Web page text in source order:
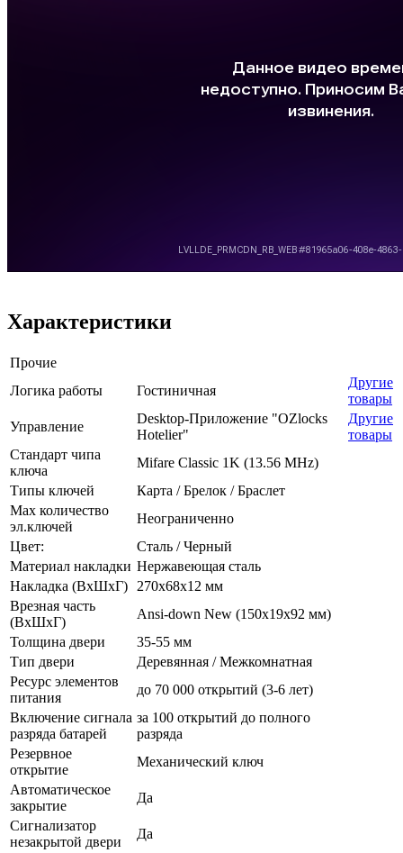
Характеристики
Прочие
Логика работы
Гостиничная
Другие
товары
Управление
Desktop-Приложение "OZlocks
Hotelier"
Другие
товары
Стандарт чипа
ключа
Mifare Classic 1K (13.56 MHz)
Типы ключей
Карта / Брелок / Браслет
Max количество
эл.ключей
Неограниченно
Цвет:
Сталь / Черный
Материал накладки Нержавеющая сталь
Накладка (ВхШхГ)
270х68х12 мм
Врезная часть
(ВхШхГ)
Ansi-down New (150х19х92 мм)
Толщина двери
35-55 мм
Тип двери
Деревянная / Межкомнатная
Ресурс элементов
питания
до 70 000 открытий (3-6 лет)
Включение сигнала
разряда батарей
за 100 открытий до полного
разряда
Резервное
открытие
Механический ключ
Автоматическое
закрытие
Да
Сигнализатор
незакрытой двери
Да